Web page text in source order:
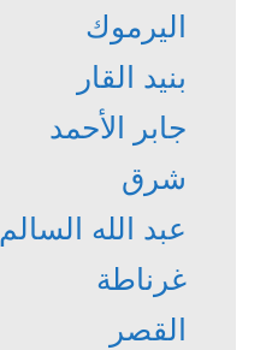
اليرموك
بنيد القار
جابر الأحمد
شرق
عبد الله السالم
غرناطة
القصر